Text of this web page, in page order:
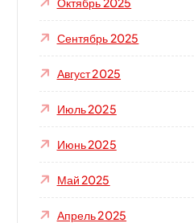
Сентябрь 2025
Август 2025
Июль 2025
Июнь 2025
Май 2025
Апрель 2025